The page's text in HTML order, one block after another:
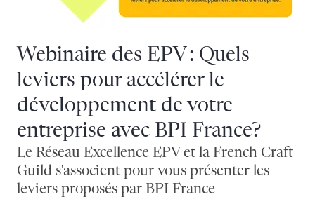
Webinaire des EPV : Quels
leviers pour accélérer le
développement de votre
entreprise avec BPI France?
Le Réseau Excellence EPV et la French Craft
Guild s'associent pour vous présenter les
leviers proposés par BPI France